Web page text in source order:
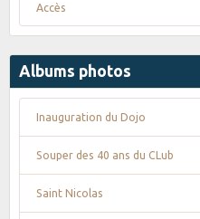
Accès
Albums photos
Inauguration du Dojo
Souper des 40 ans du CLub
Saint Nicolas